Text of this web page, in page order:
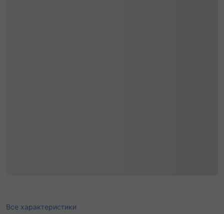
Все характеристики